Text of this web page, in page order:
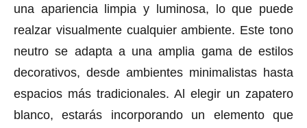
una apariencia limpia y luminosa, lo que puede
realzar visualmente cualquier ambiente. Este tono
neutro se adapta a una amplia gama de estilos
decorativos, desde ambientes minimalistas hasta
espacios más tradicionales. Al elegir un zapatero
blanco, estarás incorporando un elemento que